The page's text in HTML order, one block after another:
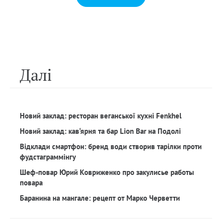
Далi
Новий заклад: ресторан веганської кухні Fenkhel
Новий заклад: кав‘ярня та бар Lion Bar на Подолі
Відклади смартфон: бренд води створив тарілки проти
фудстаграммінгу
Шеф-повар Юрий Ковриженко про закулисье работы
повара
Баранина на мангале: рецепт от Марко Черветти